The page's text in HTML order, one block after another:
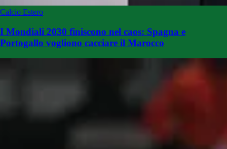
Calcio Estero
I Mondiali 2030 finiscono nel caos: Spagna e
Portogallo vogliono cacciare il Marocco